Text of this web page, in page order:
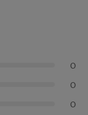
0
0
0